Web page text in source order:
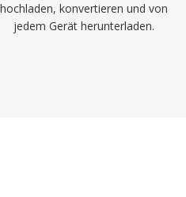
hochladen, konvertieren und von
jedem Gerät herunterladen.